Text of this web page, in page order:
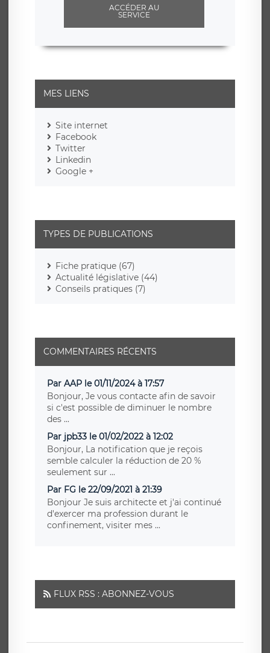
ACCÉDER AU
SERVICE
MES LIENS
Site internet
Facebook
Twitter
Linkedin
Google +
TYPES DE PUBLICATIONS
Fiche pratique (67)
Actualité législative (44)
Conseils pratiques (7)
COMMENTAIRES RÉCENTS
Par AAP le 01/11/2024 à 17:57
Bonjour, Je vous contacte afin de savoir
si c'est possible de diminuer le nombre
des ...
Par jpb33 le 01/02/2022 à 12:02
Bonjour, La notification que je reçois
semble calculer la réduction de 20 %
seulement sur ...
Par FG le 22/09/2021 à 21:39
Bonjour Je suis architecte et j'ai continué
d'exercer ma profession durant le
confinement, visiter mes ...
FLUX RSS : ABONNEZ-VOUS